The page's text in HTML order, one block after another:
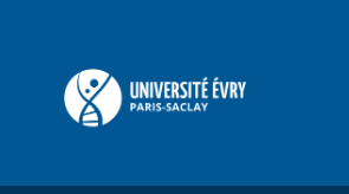
universitaire